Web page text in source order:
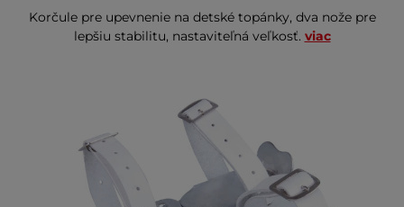
Korčule pre upevnenie na detské topánky, dva nože pre
lepšiu stabilitu, nastaviteľná veľkosť. viac